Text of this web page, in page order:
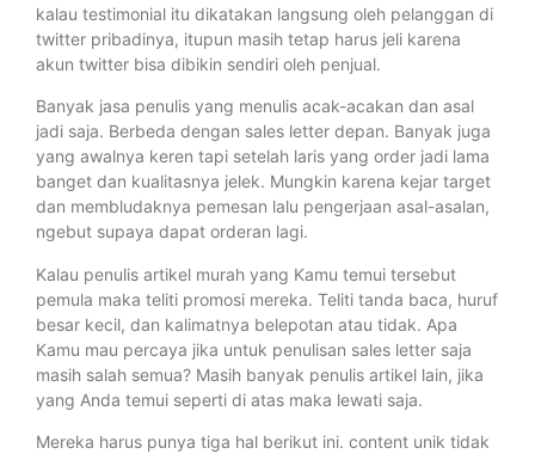
kalau testimonial itu dikatakan langsung oleh pelanggan di
twitter pribadinya, itupun masih tetap harus jeli karena
akun twitter bisa dibikin sendiri oleh penjual.
Banyak jasa penulis yang menulis acak-acakan dan asal
jadi saja. Berbeda dengan sales letter depan. Banyak juga
yang awalnya keren tapi setelah laris yang order jadi lama
banget dan kualitasnya jelek. Mungkin karena kejar target
dan membludaknya pemesan lalu pengerjaan asal-asalan,
ngebut supaya dapat orderan lagi.
Kalau penulis artikel murah yang Kamu temui tersebut
pemula maka teliti promosi mereka. Teliti tanda baca, huruf
besar kecil, dan kalimatnya belepotan atau tidak. Apa
Kamu mau percaya jika untuk penulisan sales letter saja
masih salah semua? Masih banyak penulis artikel lain, jika
yang Anda temui seperti di atas maka lewati saja.
Mereka harus punya tiga hal berikut ini. content unik tidak